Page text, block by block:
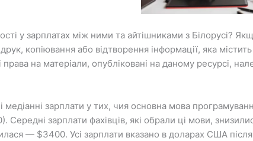
у зарплатах між ними та айтішниками з Білорусі?
копіювання або відтворення інформації, яка
права на матеріали, опубліковані на даному ресурсі,
медіанні зарплати у тих, чия основна мова
Середні зарплати фахівців, які обрали ці мови,
— $3400. Усі зарплати вказано в доларах США